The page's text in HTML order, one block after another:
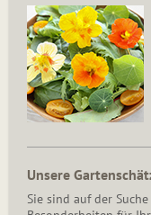
Unsere
Sie sind auf der Suche